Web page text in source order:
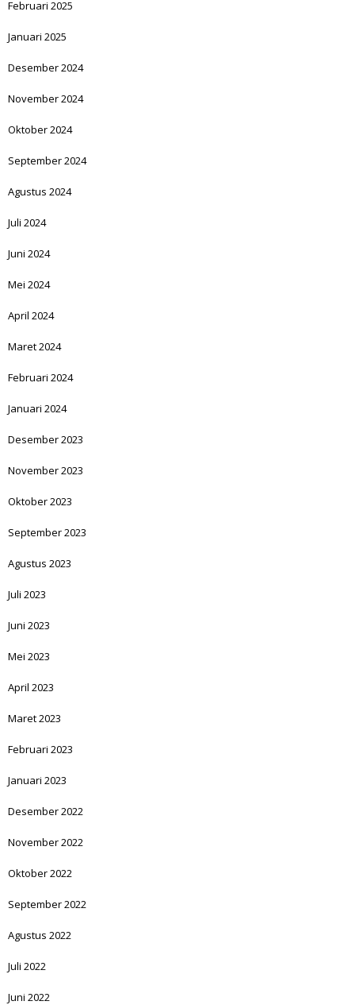
Februari 2025
Januari 2025
Desember 2024
November 2024
Oktober 2024
September 2024
Agustus 2024
Juli 2024
Juni 2024
Mei 2024
April 2024
Maret 2024
Februari 2024
Januari 2024
Desember 2023
November 2023
Oktober 2023
September 2023
Agustus 2023
Juli 2023
Juni 2023
Mei 2023
April 2023
Maret 2023
Februari 2023
Januari 2023
Desember 2022
November 2022
Oktober 2022
September 2022
Agustus 2022
Juli 2022
Juni 2022